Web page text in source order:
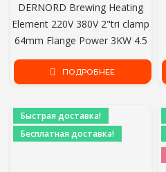
DERNORD Brewing Heating
Element 220V 380V 2"tri clamp
64mm Flange Power 3KW 4.5
KW 6KW 9KW 12KW SUS304
Погружной водонагреватель
ПОДРОБНЕЕ
Быстрая доставка!
Бесплатная доставка!